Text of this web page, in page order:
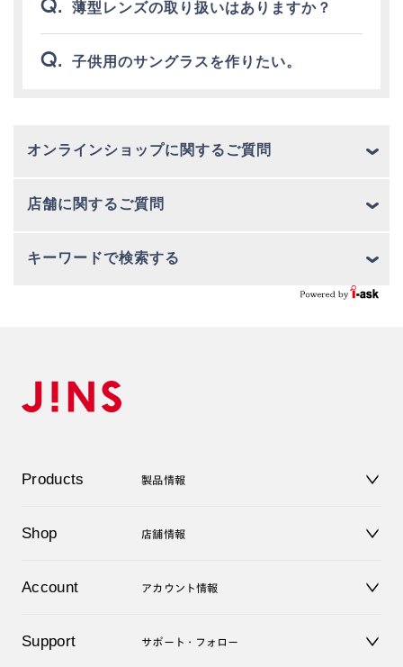
オンラインショップに関するご質問
店舗に関するご質問
キーワードで検索する
薄型レンズの取り扱いはありますか？
子供用のサングラスを作りたい。
Products 製品情報
サングラス
コンタクトレンズ
アクセサリー
Shop 店舗情報
オンラインショップ
Account アカウント情報
ログアウト
Support サポート・フォロー